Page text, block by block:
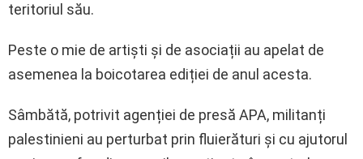
teritoriul său.
Peste o mie de artiști și de asociații au apelat de
asemenea la boicotarea ediției de anul acesta.
Sâmbătă, potrivit agenției de presă APA, militanți
palestinieni au perturbat prin fluierături și cu ajutorul